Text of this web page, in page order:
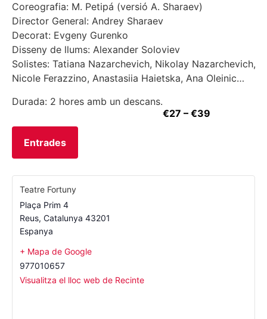
Coreografia: M. Petipá (versió A. Sharaev)
Director General: Andrey Sharaev
Decorat: Evgeny Gurenko
Disseny de llums: Alexander Soloviev
Solistes: Tatiana Nazarchevich, Nikolay Nazarchevich,
Nicole Ferazzino, Anastasiia Haietska, Ana Oleinic…
Durada: 2 hores amb un descans.
€27 – €39
Entrades
Teatre Fortuny
Plaça Prim 4
Reus, Catalunya 43201
Espanya
+ Mapa de Google
977010657
Visualitza el lloc web de Recinte